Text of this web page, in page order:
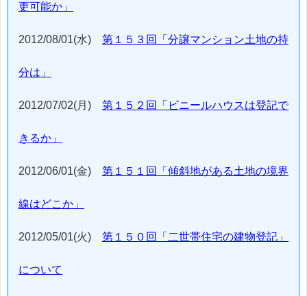
更可能か」
2012/08/01(水) 第１５３回「分譲マンション土地の持
分は」
2012/07/02(月) 第１５２回「ビニールハウスは登記で
きるか」
2012/06/01(金) 第１５１回「傾斜地がある土地の境界
線はどこか」
2012/05/01(火) 第１５０回「二世帯住宅の建物登記」
について